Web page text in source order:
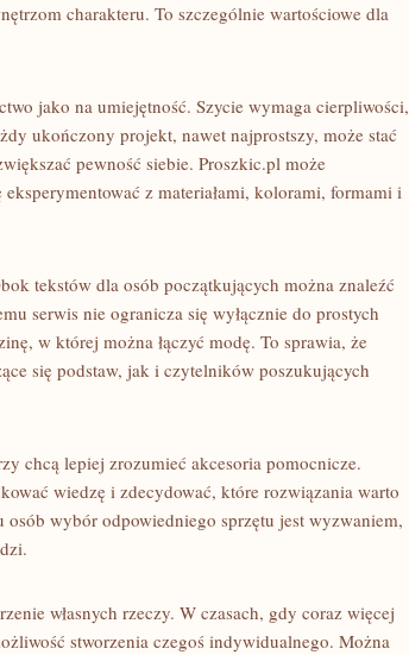
charakteru. To szczególnie wartościowe dla
jako na umiejętność. Szycie wymaga cierpliwości,
ukończony projekt, nawet najprostszy, może stać
pewność siebie. Proszkic.pl może
z materiałami, kolorami, formami i
tekstów dla osób początkujących można znaleźć
serwis nie ogranicza się wyłącznie do prostych
w której można łączyć modę. To sprawia, że
się podstaw, jak i czytelników poszukujących
chcą lepiej zrozumieć akcesoria pomocnicze.
wiedzę i zdecydować, które rozwiązania warto
wybór odpowiedniego sprzętu jest wyzwaniem,
własnych rzeczy. W czasach, gdy coraz więcej
stworzenia czegoś indywidualnego. Można